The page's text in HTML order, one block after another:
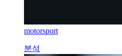
motorsport
분석